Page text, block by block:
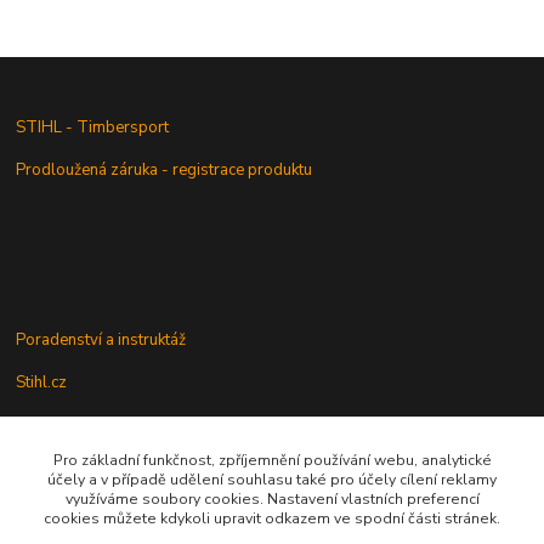
STIHL - Timbersport
Prodloužená záruka - registrace produktu
Poradenství a instruktáž
Stihl.cz
Údržba a servis
Rady a praktické informace
Pro základní funkčnost, zpříjemnění používání webu, analytické
účely a v případě udělení souhlasu také pro účely cílení reklamy
využíváme soubory cookies. Nastavení vlastních preferencí
cookies můžete kdykoli upravit odkazem ve spodní části stránek.